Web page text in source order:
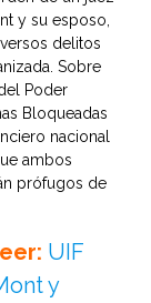
y su esposo,
delitos
Sobre
Poder
Bloqueadas
nacional
ambos
prófugos de
UIF
y